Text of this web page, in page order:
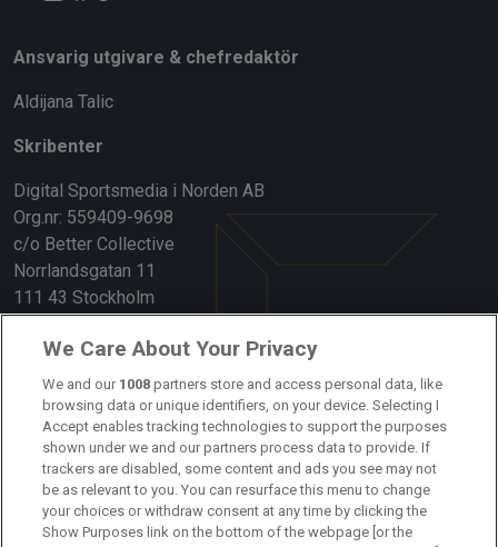
Ansvarig utgivare & chefredaktör
Aldijana Talic
Skribenter
Digital Sportsmedia i Norden AB
Org.nr: 559409-9698
c/o Better Collective
Norrlandsgatan 11
111 43 Stockholm
Länkar
Om oss
Kontakta oss
Kundtjänst
Sponsor: Rekatochklart
We Care About Your Privacy
We and our 1008 partners store and access personal data, like
browsing data or unique identifiers, on your device. Selecting I
Accept enables tracking technologies to support the purposes
shown under we and our partners process data to provide. If
trackers are disabled, some content and ads you see may not
be as relevant to you. You can resurface this menu to change
your choices or withdraw consent at any time by clicking the
Show Purposes link on the bottom of the webpage [or the